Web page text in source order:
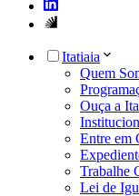
Itatiaia
Quem
Ouça a
Entre em
Trabalhe
Lei de